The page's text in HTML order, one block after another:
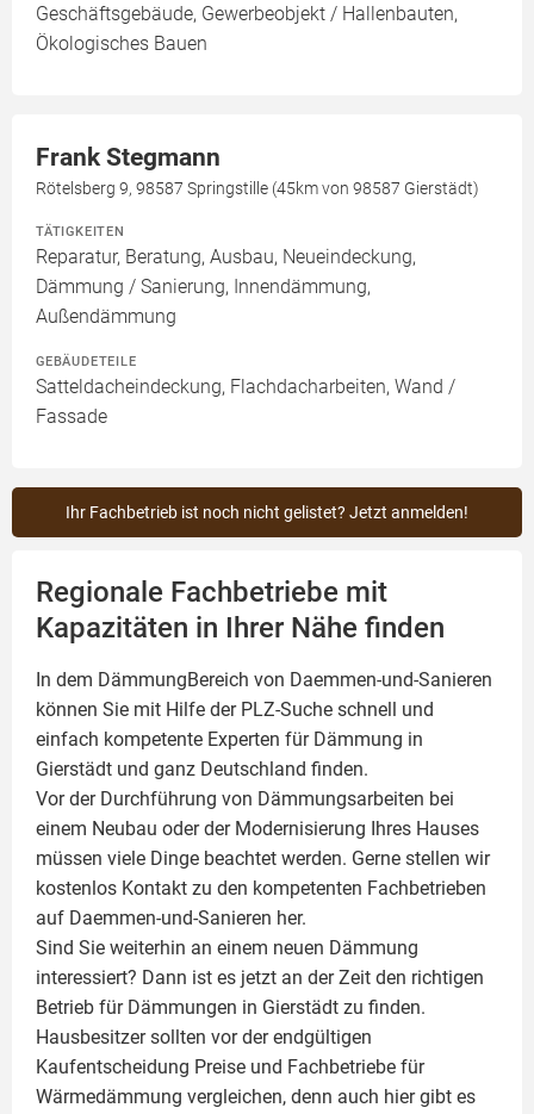
Geschäftsgebäude, Gewerbeobjekt / Hallenbauten,
Ökologisches Bauen
Frank Stegmann
Rötelsberg 9, 98587 Springstille (45km von 98587 Gierstädt)
TÄTIGKEITEN
Reparatur, Beratung, Ausbau, Neueindeckung,
Dämmung / Sanierung, Innendämmung,
Außendämmung
GEBÄUDETEILE
Satteldacheindeckung, Flachdacharbeiten, Wand /
Fassade
Ihr Fachbetrieb ist noch nicht gelistet? Jetzt anmelden!
Regionale Fachbetriebe mit
Kapazitäten in Ihrer Nähe finden
In dem DämmungBereich von Daemmen-und-Sanieren
können Sie mit Hilfe der PLZ-Suche schnell und
einfach kompetente Experten für Dämmung in
Gierstädt und ganz Deutschland finden.
Vor der Durchführung von Dämmungsarbeiten bei
einem Neubau oder der Modernisierung Ihres Hauses
müssen viele Dinge beachtet werden. Gerne stellen wir
kostenlos Kontakt zu den kompetenten Fachbetrieben
auf Daemmen-und-Sanieren her.
Sind Sie weiterhin an einem neuen Dämmung
interessiert? Dann ist es jetzt an der Zeit den richtigen
Betrieb für Dämmungen in Gierstädt zu finden.
Hausbesitzer sollten vor der endgültigen
Kaufentscheidung Preise und Fachbetriebe für
Wärmedämmung vergleichen, denn auch hier gibt es